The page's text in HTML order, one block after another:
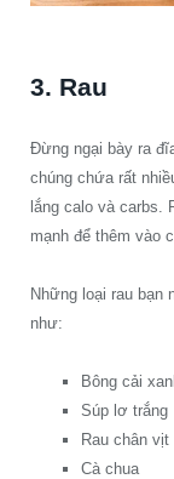
3. Rau
Đừng ngại bày ra
chúng chứa rất
lắng calo và carbs.
mạnh để thêm vào
Những loại rau bạn
như:
Bông cải
Súp lơ trắng
Rau chân vịt
Cà chua